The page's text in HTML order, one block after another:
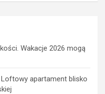
Wakacje 2026 mogą
apartament blisko